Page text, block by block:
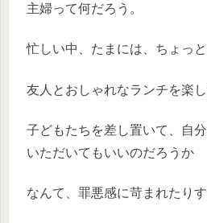
主婦って何だろう。
忙しい中、たまには、ちょっ
友人とおしゃれなランチを楽し
子どもたちを差し置いて、自
いただいてもいいのだろうか
なんて、罪悪感に苛まれたりす